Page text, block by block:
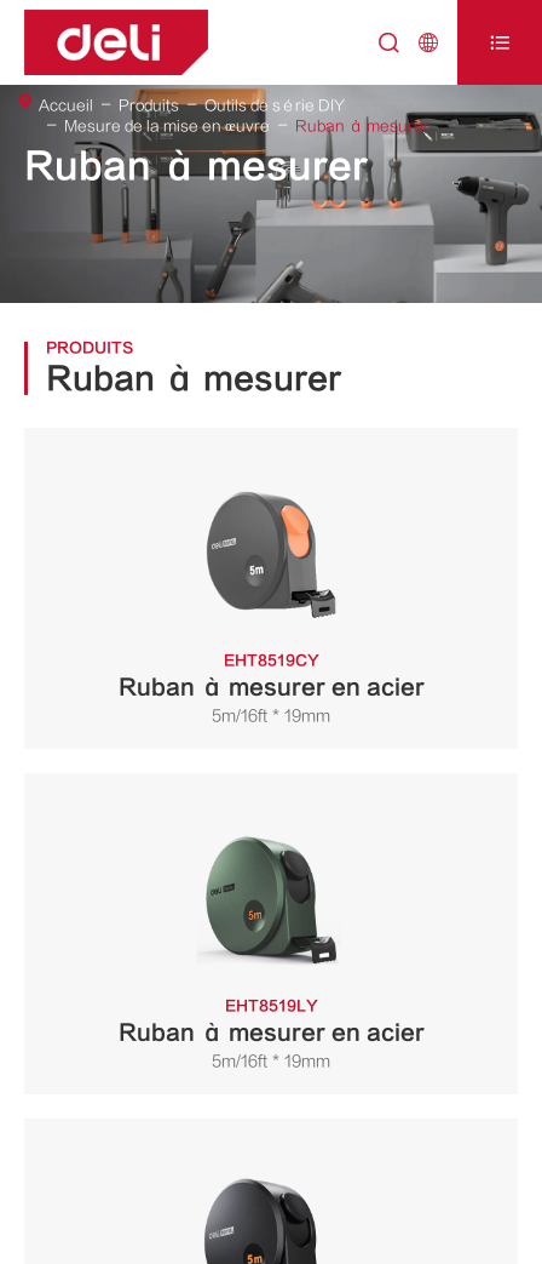
  
Ruban à mesurer
Accueil Produits
Outils de série DIY
Mesure de la mise en œuvre
Ruban à mesurer
PRODUITS
Ruban à mesurer
EHT8519CY
Ruban à mesurer en acier
5m/16ft * 19mm
EHT8519LY
Ruban à mesurer en acier
5m/16ft * 19mm